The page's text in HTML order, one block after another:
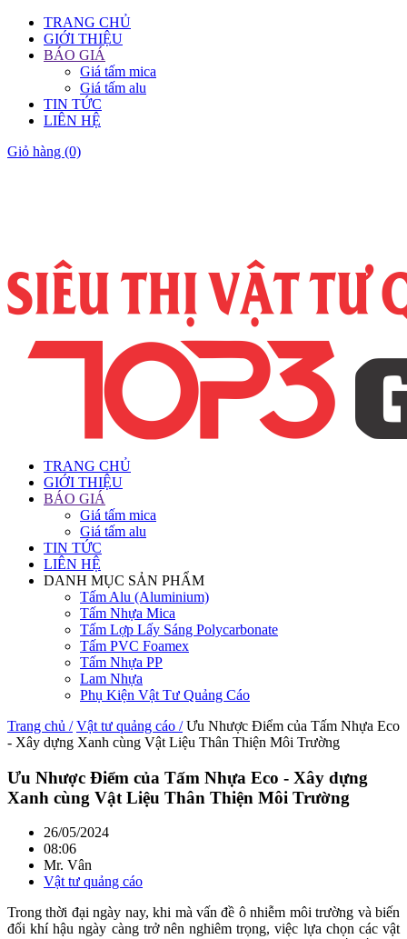
TRANG CHỦ
GIỚI THIỆU
BÁO GIÁ
Giá tấm mica
Giá tấm alu
TIN TỨC
LIÊN HỆ
Giỏ hàng (0)
TRANG CHỦ
GIỚI THIỆU
BÁO GIÁ
Giá tấm mica
Giá tấm alu
TIN TỨC
LIÊN HỆ
DANH MỤC SẢN PHẨM
Tấm Alu (Aluminium)
Tấm Nhựa Mica
Tấm Lợp Lấy Sáng Polycarbonate
Tấm PVC Foamex
Tấm Nhựa PP
Lam Nhựa
Phụ Kiện Vật Tư Quảng Cáo
Trang chủ / Vật tư quảng cáo / Ưu Nhược Điểm của Tấm Nhựa Eco
- Xây dựng Xanh cùng Vật Liệu Thân Thiện Môi Trường
Ưu Nhược Điểm của Tấm Nhựa Eco - Xây dựng
Xanh cùng Vật Liệu Thân Thiện Môi Trường
26/05/2024
08:06
Mr. Vân
Vật tư quảng cáo
Trong thời đại ngày nay, khi mà vấn đề ô nhiễm môi trường và biến
đổi khí hậu ngày càng trở nên nghiêm trọng, việc lựa chọn các vật